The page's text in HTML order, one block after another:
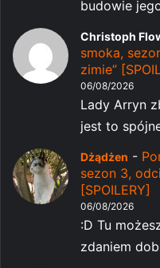
budowie
Christoph
smoka,
zimie”
06/08/2026
Lady Arryn
jest to
Dżądżen -
sezon 3,
[SPOILERY]
06/08/2026
:D Tu
zdaniem